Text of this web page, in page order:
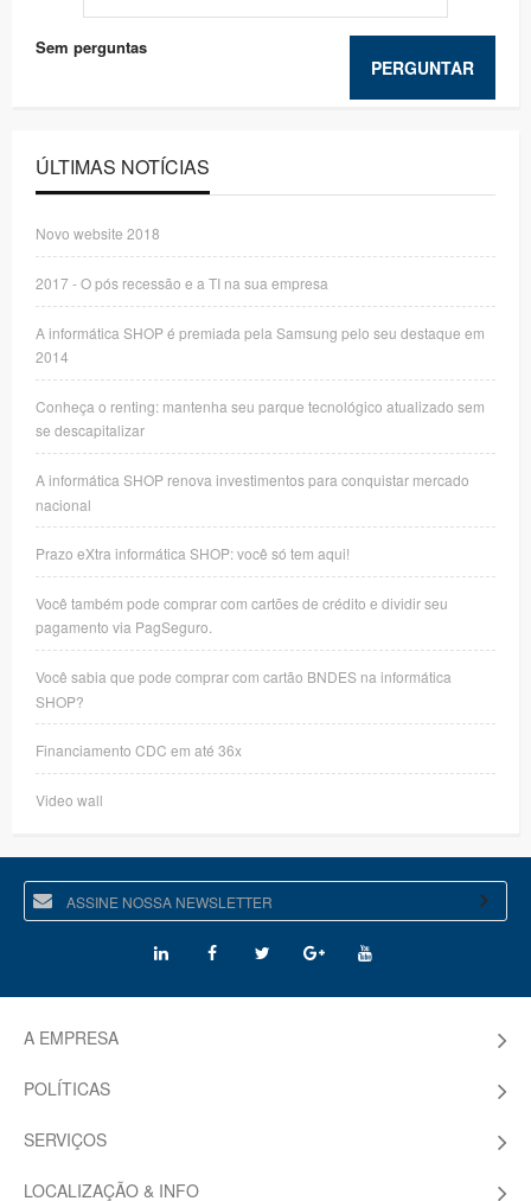
PERGUNTAR
Sem perguntas
ÚLTIMAS NOTÍCIAS
Novo website 2018
2017 - O pós recessão e a TI na sua empresa
A informática SHOP é premiada pela Samsung pelo seu destaque em
2014
Conheça o renting: mantenha seu parque tecnológico atualizado sem
se descapitalizar
A informática SHOP renova investimentos para conquistar mercado
nacional
Prazo eXtra informática SHOP: você só tem aqui!
Você também pode comprar com cartões de crédito e dividir seu
pagamento via PagSeguro.
Você sabia que pode comprar com cartão BNDES na informática
SHOP?
Financiamento CDC em até 36x
Video wall
A EMPRESA
POLÍTICAS
SERVIÇOS
LOCALIZAÇÃO & INFO